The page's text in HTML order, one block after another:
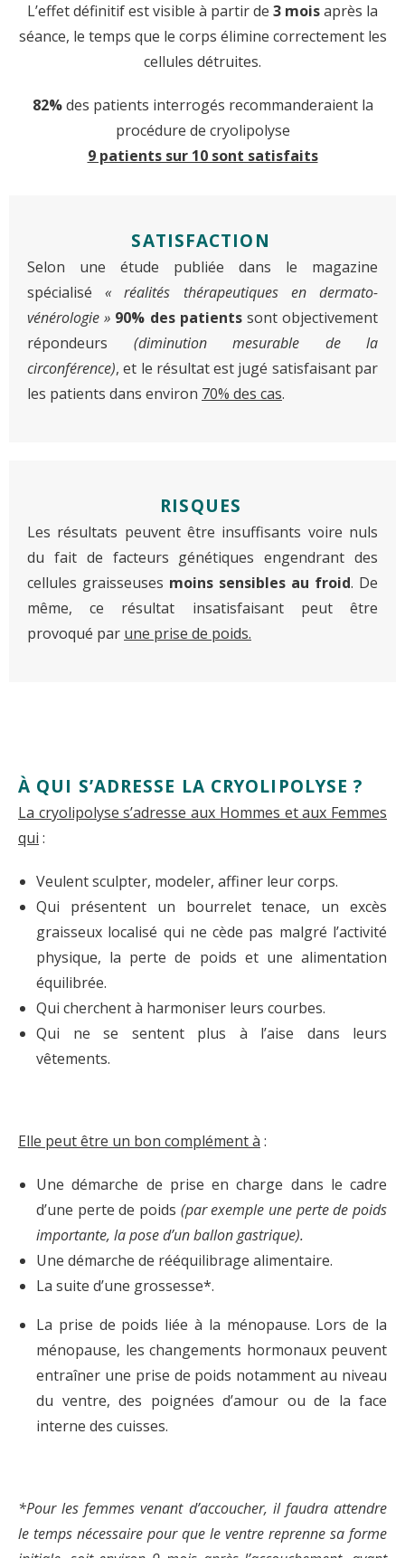
L’effet définitif est visible à partir de 3 moisaprès la
séance, le temps que le corps élimine correctement les
cellules détruites.
82%des patients interrogés recommanderaient la
procédure de cryolipolyse
9 patients sur 10 sont satisfaits
SATISFACTION
Selon une étude publiée dans le magazine
spécialisé« réalités thérapeutiques en dermato-
vénérologie » 90% des patientssont objectivement
répondeurs (diminution mesurable de la
circonférence), et le résultat est jugé satisfaisant par
les patients dans environ 70% des cas.
RISQUES
Les résultats peuvent être insuffisants voire nuls
du fait de facteurs génétiques engendrant des
cellules graisseuses moins sensibles au froid. De
même, ce résultat insatisfaisant peut être
provoqué par une prise de poids.
À QUI S’ADRESSE LA CRYOLIPOLYSE ?
La cryolipolyse s’adresse aux Hommes et aux Femmes
qui :
Veulent sculpter, modeler, affiner leur corps.
Qui présentent un bourrelet tenace, un excès
graisseux localisé qui ne cède pas malgré l’activité
physique, la perte de poids et une alimentation
équilibrée.
Qui cherchent à harmoniser leurs courbes.
Qui ne se sentent plus à l’aise dans leurs
vêtements.
Elle peut être un bon complément à :
Une démarche de prise en charge dans le cadre
d’une perte de poids (par exemple une perte de poids
importante, la pose d’un ballon gastrique).
Une démarche de rééquilibrage alimentaire.
La suite d’une grossesse*.
La prise de poids liée à la ménopause. Lors de la
ménopause, les changements hormonaux peuvent
entraîner une prise de poids notamment au niveau
du ventre, des poignées d’amour ou de la face
interne des cuisses.
*Pour les femmes venant d’accoucher, il faudra attendre
le temps nécessaire pour que le ventre reprenne sa forme